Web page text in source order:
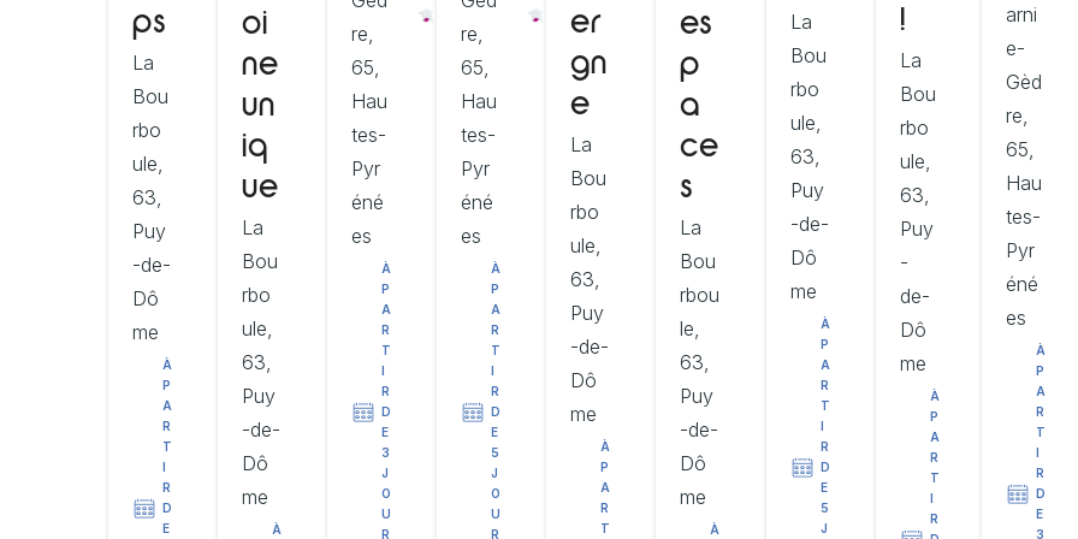
ps
La
Bou
rbo
ule,
63,
Puy
-de-
Dô
me
À
P
A
R
T
R
D
E
oi
ne
un
iq
ue
La
Bou
rbo
ule,
63,
Puy
-de-
Dô
me
À
re,
65,
Hau
tes-
Pyr
éné
es
À
P
A
R
T
R
D
E
3
J
O
U
R
re,
65,
Hau
tes-
Pyr
éné
es
À
P
A
R
T
R
D
E
5
J
O
U
R
er
gn
e
La
Bou
rbo
ule,
63,
Puy
-de-
Dô
me
À
P
A
R
T
es
p
a
ce
s
La
Bou
rbou
le,
63,
Puy
-de-
Dô
me
À
La
Bou
rbo
ule,
63,
Puy
-de-
Dô
me
À
P
A
R
T
R
D
E
5
J
!
La
Bou
rbo
ule,
63,
Puy
-
de-
Dô
me
À
P
A
R
T
R
arni
e-
Gèd
re,
65,
Hau
tes-
Pyr
éné
es
À
P
A
R
T
R
D
E
3